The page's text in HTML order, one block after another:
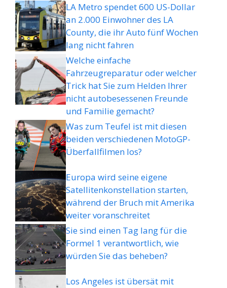
LA Metro spendet 600 US-Dollar
an 2.000 Einwohner des LA
County, die ihr Auto fünf Wochen
lang nicht fahren
Welche einfache
Fahrzeugreparatur oder welcher
Trick hat Sie zum Helden Ihrer
nicht autobesessenen Freunde
und Familie gemacht?
Was zum Teufel ist mit diesen
beiden verschiedenen MotoGP-
Überfallfilmen los?
Europa wird seine eigene
Satellitenkonstellation starten,
während der Bruch mit Amerika
weiter voranschreitet
Sie sind einen Tag lang für die
Formel 1 verantwortlich, wie
würden Sie das beheben?
Los Angeles ist übersät mit